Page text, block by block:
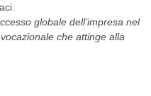
globale dell’impresa nel
che attinge alla